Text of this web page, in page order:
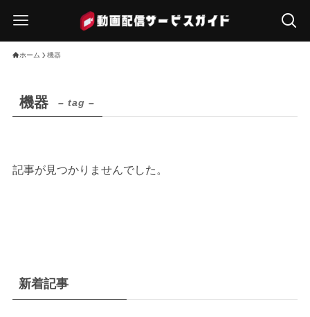
ホーム 機器
機器 – tag –
記事が見つかりませんでした。
新着記事